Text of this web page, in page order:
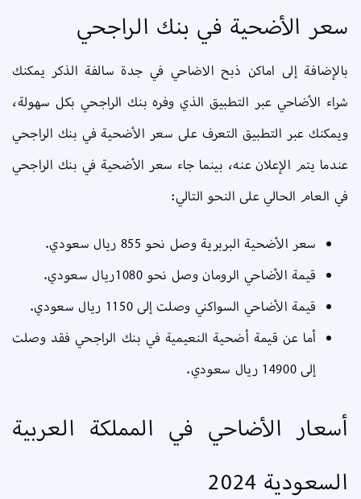
سعر الأضحية في بنك الراجحي
بالإضافة إلى اماكن ذبح الاضاحي في جدة سالفة الذكر يمكنك
شراء الأضاحي عبر التطبيق الذي وفره بنك الراجحي بكل سهولة،
ويمكنك عبر التطبيق التعرف على سعر الأضحية في بنك الراجحي
عندما يتم الإعلان عنه، بينما جاء سعر الأضحية في بنك الراجحي
في العام الحالي على النحو التالي:
سعر الأضحية البربرية وصل نحو 855 ريال سعودي.
قيمة الأضاحي الرومان وصل نحو 1080ريال سعودي.
قيمة الأضاحي السواكني وصلت إلى 1150 ريال سعودي.
أما عن قيمة أضحية النعيمية في بنك الراجحي فقد وصلت
إلى 14900 ريال سعودي.
أسعار الأضاحي في المملكة العربية
السعودية 2024